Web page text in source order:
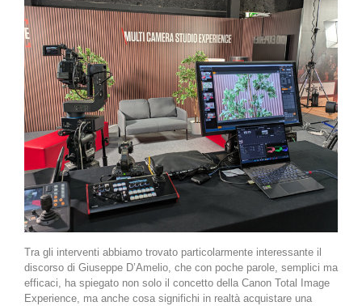
Tra gli interventi abbiamo trovato particolarmente interessante il
discorso di Giuseppe D’Amelio, che con poche parole, semplici ma
efficaci, ha spiegato non solo il concetto della Canon Total Image
Experience, ma anche cosa significhi in realtà acquistare una